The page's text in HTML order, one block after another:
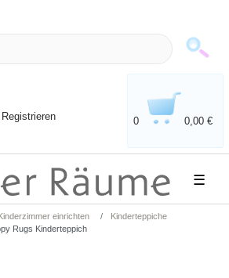
Registrieren 0 0,00 €
☰
einrichten
Kinderteppiche
Rugs Kinderteppich